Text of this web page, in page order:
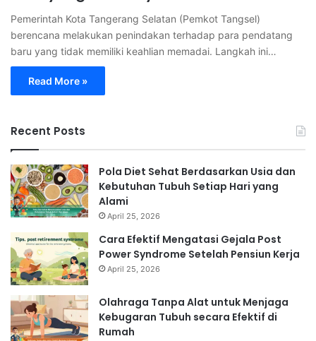
Pemerintah Kota Tangerang Selatan (Pemkot Tangsel)
berencana melakukan penindakan terhadap para pendatang
baru yang tidak memiliki keahlian memadai. Langkah ini…
Read More »
Recent Posts
Pola Diet Sehat Berdasarkan Usia dan
Kebutuhan Tubuh Setiap Hari yang
Alami
April 25, 2026
Cara Efektif Mengatasi Gejala Post
Power Syndrome Setelah Pensiun Kerja
April 25, 2026
Olahraga Tanpa Alat untuk Menjaga
Kebugaran Tubuh secara Efektif di
Rumah